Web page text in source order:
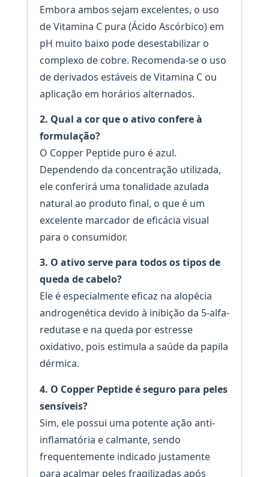
Embora ambos sejam excelentes, o uso
de Vitamina C pura (Ácido Ascórbico) em
pH muito baixo pode desestabilizar o
complexo de cobre. Recomenda-se o uso
de derivados estáveis de Vitamina C ou
aplicação em horários alternados.
2. Qual a cor que o ativo confere à
formulação?
O Copper Peptide puro é azul.
Dependendo da concentração utilizada,
ele conferirá uma tonalidade azulada
natural ao produto final, o que é um
excelente marcador de eficácia visual
para o consumidor.
3. O ativo serve para todos os tipos de
queda de cabelo?
Ele é especialmente eficaz na alopécia
androgenética devido à inibição da 5-alfa-
redutase e na queda por estresse
oxidativo, pois estimula a saúde da papila
dérmica.
4. O Copper Peptide é seguro para peles
sensíveis?
Sim, ele possui uma potente ação anti-
inflamatória e calmante, sendo
frequentemente indicado justamente
para acalmar peles fragilizadas após